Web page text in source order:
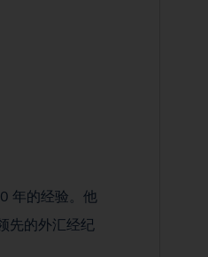
年的经验。他
先的外汇经纪